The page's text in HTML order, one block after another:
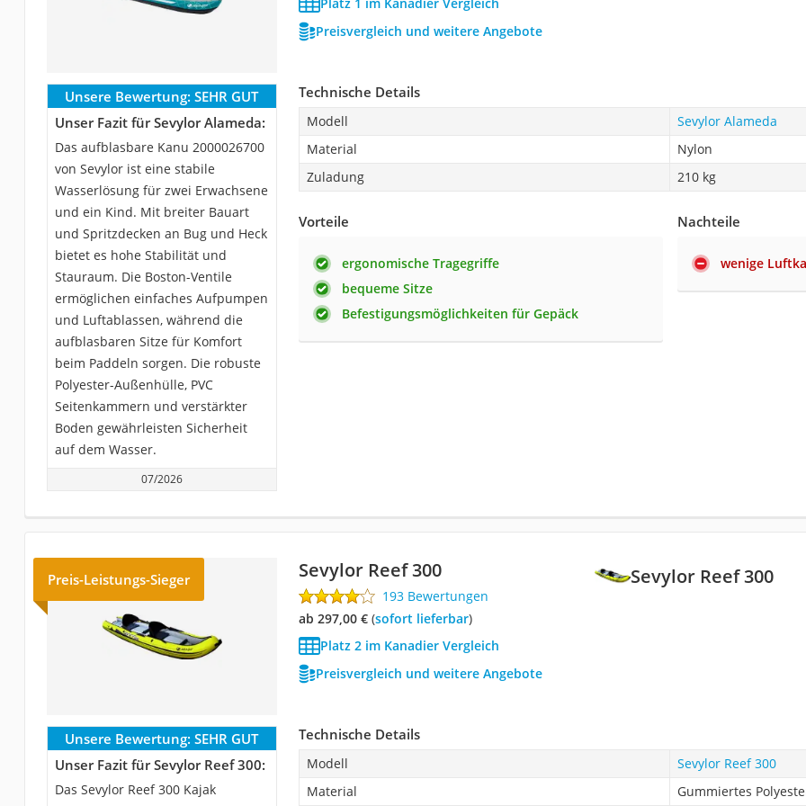
Platz 1 im Kanadier Vergleich
Preisvergleich und weitere Angebote
Unsere Bewertung: SEHR GUT
Unser Fazit für Sevylor Alameda:
Das aufblasbare Kanu ‎2000026700
von Sevylor ist eine stabile
Wasserlösung für zwei Erwachsene
und ein Kind. Mit breiter Bauart
und Spritzdecken an Bug und Heck
bietet es hohe Stabilität und
Stauraum. Die Boston-Ventile
ermöglichen einfaches Aufpumpen
und Luftablassen, während die
aufblasbaren Sitze für Komfort
beim Paddeln sorgen. Die robuste
Polyester-Außenhülle, PVC
Seitenkammern und verstärkter
Boden gewährleisten Sicherheit
auf dem Wasser.
07/2026
Technische Details
Modell
Sevylor Alameda
Material
Nylon
Zuladung
210 kg
Vorteile
ergonomische Tragegriffe
bequeme Sitze
Befestigungsmöglichkeiten für Gepäck
Nachteile
wenige
Sevylor Reef 300
Preis-Leistungs-Sieger Sevylor Reef 300
193 Bewertungen
ab 297,00 €( Sofort lieferbar)
Platz 2 im Kanadier Vergleich
Preisvergleich und weitere Angebote
Unsere Bewertung: SEHR GUT
Unser Fazit für Sevylor Reef 300:
Das Sevylor Reef 300 Kajak
Technische Details
Modell
Sevylor Reef 300
Material
Gummiertes